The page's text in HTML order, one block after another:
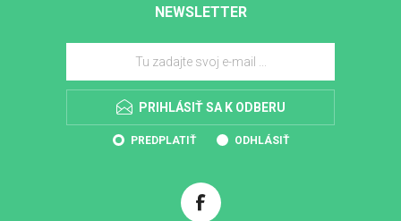
NEWSLETTER
PRIHLÁSIŤ SA K ODBERU
PREDPLATIŤ ODHLÁSIŤ